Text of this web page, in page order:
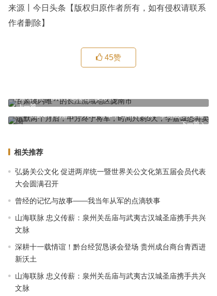
来源丨今日头条【版权归原作者所有，如有侵权请联系
作者删除】
45赞
上一篇
甘肃境内唯一的长江流域地区陇南市
下一篇
沉默两个月后，中方终于将军，时间只剩5天，李嘉诚恐将卖国
相关推荐
弘扬关公文化 促进两岸统一暨世界关公文化第五届会员代表
大会圆满召开
曾经的记忆与故事——我当年从军的点滴轶事
山海联脉 忠义传薪：泉州关岳庙与武夷古汉城圣庙携手共兴
文脉
深耕十一载情谊！黔台经贸恳谈会登场 贵州成台商台青西进
新沃土
山海联脉 忠义传薪：泉州关岳庙与武夷古汉城圣庙携手共兴
文脉